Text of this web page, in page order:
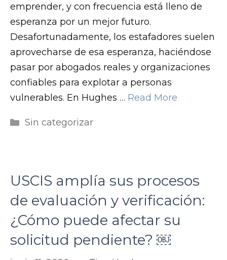
emprender, y con frecuencia está lleno de
esperanza por un mejor futuro.
Desafortunadamente, los estafadores suelen
aprovecharse de esa esperanza, haciéndose
pasar por abogados reales y organizaciones
confiables para explotar a personas
vulnerables. En Hughes … Read More
Categorías
Sin categorizar
USCIS amplía sus procesos
de evaluación y verificación:
¿Cómo puede afectar su
solicitud pendiente? ￼